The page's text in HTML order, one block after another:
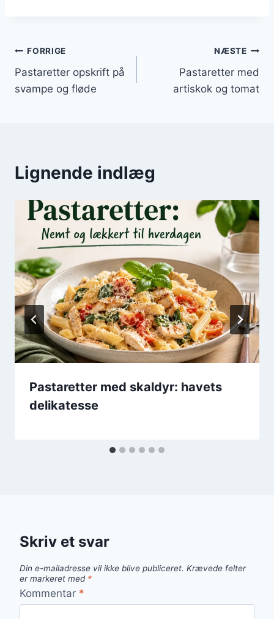
Indlægsnavigation
FORRIGE
Pastaretter opskrift på
svampe og fløde
NÆSTE
Pastaretter med
artiskok og tomat
Lignende indlæg
Pastaretter med skaldyr: havets
delikatesse
Skriv et svar
Din e-mailadresse vil ikke blive publiceret. Krævede felter
er markeret med *
Kommentar *